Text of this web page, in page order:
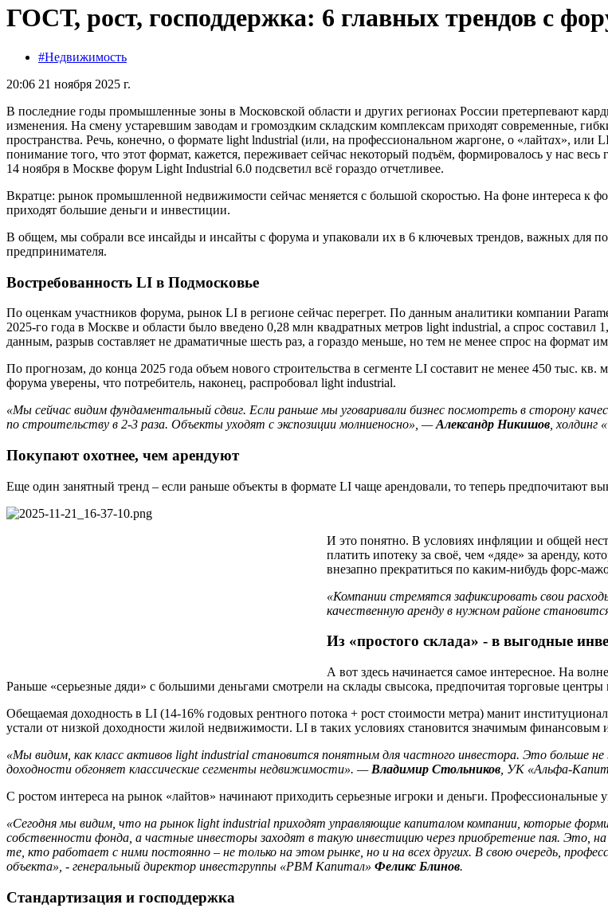
ГОСТ, рост, господдержка: 6 главных трендов с
#Недвижимость
20:06 21 ноября 2025 г.
В последние годы промышленные зоны в Московской области и других регионах России претерпевают
изменения. На смену устаревшим заводам и громоздким складским комплексам приходят современные,
пространства. Речь, конечно, о формате light lndustrial (или, на профессиональном жаргоне, о «лайтах», или
понимание того, что этот формат, кажется, переживает сейчас некоторый подъём, формировалось у нас
14 ноября в Москве форум Light Industrial 6.0 подсветил всё гораздо отчетливее.
Вкратце: рынок промышленной недвижимости сейчас меняется с большой скоростью. На фоне интереса к
приходят большие деньги и инвестиции.
В общем, мы собрали все инсайды и инсайты с форума и упаковали их в 6 ключевых трендов, важных для
предпринимателя.
Востребованность LI в Подмосковье
По оценкам участников форума, рынок LI в регионе сейчас перегрет. По данным аналитики компании
2025-го года в Москве и области было введено 0,28 млн квадратных метров light industrial, а спрос составил
данным, разрыв составляет не драматичные шесть раз, а гораздо меньше, но тем не менее спрос на формат
По прогнозам, до конца 2025 года объем нового строительства в сегменте LI составит не менее 450 тыс.
форума уверены, что потребитель, наконец, распробовал light industrial.
«Мы сейчас видим фундаментальный сдвиг. Если раньше мы уговаривали бизнес посмотреть в сторону
по строительству в 2-3 раза. Объекты уходят с экспозиции молниеносно», —Александр Никишов холдинг
Покупают охотнее, чем арендуют
Еще один занятный тренд – если раньше объекты в формате LI чаще арендовали, то теперь предпочитают
И это понятно. В условиях инфляции и общей
платить ипотеку за своё, чем «дяде» за аренду,
внезапно прекратиться по каким-нибудь форс-
«Компании стремятсязафиксировать свои
качественную аренду в нужном районе
Из «простого склада» - в выгодные
А вот здесь начинается самое интересное. На
Раньше «серьезные дяди» с большими деньгами смотрели на склады свысока, предпочитая торговые
Обещаемая доходность в LI (14-16% годовых рентного потока + рост стоимости метра) манит
устали от низкой доходности жилой недвижимости. LI в таких условиях становится значимым финансовым
«Мы видим, каккласс активов light industrial становится понятным для частного инвестора. Это больше не
доходности обгоняет классические сегменты недвижимости». — Владимир Стольников УК «Альфа-
С ростом интереса на рынок «лайтов» начинают приходить серьезные игроки и деньги. Профессиональные
«Сегодня мы видим, что на рынок light industrial приходят управляющие капиталом компании, которые
собственности фонда, а частные инвесторызаходят в такую инвестицию через приобретение пая. Это, на
те, кто работает с ними постоянно – не только на этом рынке, но и на всех других. В свою очередь,
объекта», - генеральный директор инвестгруппы «РВМ Капитал» Феликс Блинов.
Стандартизация и господдержка